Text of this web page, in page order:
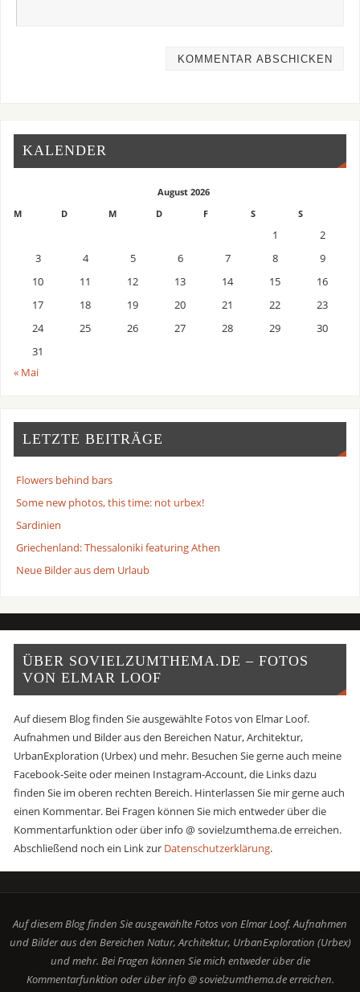
KALENDER
August 2026
M
D M D F S S
1
2
3
4 5 6 7 8
9
10
11 12 13 14 15
16
17
18 19 20 21 22
23
24
25 26 27 28 29
30
31
« Mai
LETZTE BEITRÄGE
Flowers behind bars
Some new photos, this time: not urbex!
Sardinien
Griechenland: Thessaloniki featuring Athen
Neue Bilder aus dem Urlaub
ÜBER SOVIELZUMTHEMA.DE – FOTOS
VON ELMAR LOOF
Auf diesem Blog finden Sie ausgewählte Fotos von Elmar Loof.
Aufnahmen und Bilder aus den Bereichen Natur, Architektur,
UrbanExploration (Urbex) und mehr. Besuchen Sie gerne auch meine
Facebook-Seite oder meinen Instagram-Account, die Links dazu
finden Sie im oberen rechten Bereich. Hinterlassen Sie mir gerne auch
einen Kommentar. Bei Fragen können Sie mich entweder über die
Kommentarfunktion oder über info @ sovielzumthema.de erreichen.
Abschließend noch ein Link zur Datenschutzerklärung.
Auf diesem Blog finden Sie ausgewählte Fotos von Elmar Loof. Aufnahmen
und Bilder aus den Bereichen Natur, Architektur, UrbanExploration (Urbex)
und mehr. Bei Fragen können Sie mich entweder über die
Kommentarfunktion oder über info @ sovielzumthema.de erreichen.